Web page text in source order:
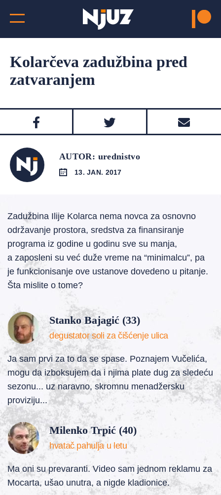
Kolarčeva zadužbina pred
zatvaranjem
AUTOR: urednistvo
13. JAN. 2017
Zadužbina Ilije Kolarca nema novca za osnovno
održavanje prostora, sredstva za finansiranje
programa iz godine u godinu sve su manja,
a zaposleni su već duže vreme na “minimalcu”, pa
je funkcionisanje ove ustanove dovedeno u pitanje.
Šta mislite o tome?
Stanko Bajagić (33)
degustator soli za čišćenje ulica
Ja sam prvi za to da se spase. Poznajem Vučelića,
mogu da izboksujem da i njima plate dug za sledeću
sezonu... uz naravno, skromnu menadžersku
proviziju...
Milenko Trpić (40)
hvatač pahulja u letu
Ma oni su prevaranti. Video sam jednom reklamu za
Mocarta, ušao unutra, a nigde kladionice.